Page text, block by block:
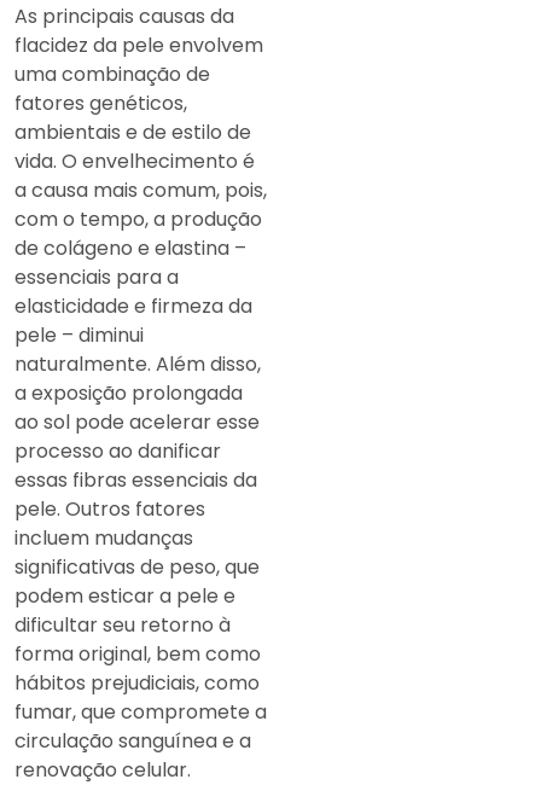
As principais causas da
flacidez da pele envolvem
uma combinação de
fatores genéticos,
ambientais e de estilo de
vida. O envelhecimento é
a causa mais comum, pois,
com o tempo, a produção
de colágeno e elastina –
essenciais para a
elasticidade e firmeza da
pele – diminui
naturalmente. Além disso,
a exposição prolongada
ao sol pode acelerar esse
processo ao danificar
essas fibras essenciais da
pele. Outros fatores
incluem mudanças
significativas de peso, que
podem esticar a pele e
dificultar seu retorno à
forma original, bem como
hábitos prejudiciais, como
fumar, que compromete a
circulação sanguínea e a
renovação celular.